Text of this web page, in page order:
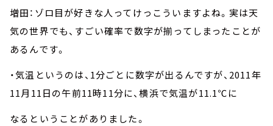
増田：ゾロ目が好きな人ってけっこういますよね。実は天
気の世界でも、すごい確率で数字が揃ってしまったことが
あるんです。
・気温というのは、 1分ごとに数字が出るんですが、 2011年
11月 11日の午前11時11分に、横浜で気温が11.1℃に
なるということがありました。